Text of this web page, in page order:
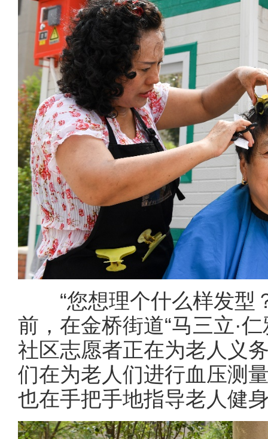
“您想理个什么样发型
前，在金桥街道“马三立·
社区志愿者正在为老人义
们在为老人们进行血压测
也在手把手地指导老人